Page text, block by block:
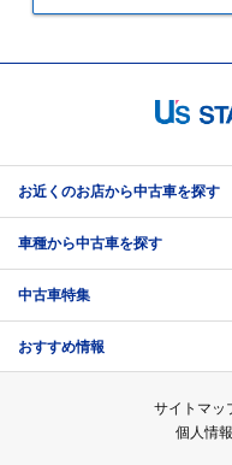
お近くのお店から中古車を探す
車種から中古車を探す
中古車特集
おすすめ情報
サイトマッ
個人情